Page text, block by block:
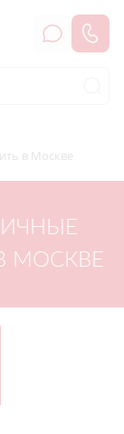
в Москве
МОСКВЕ